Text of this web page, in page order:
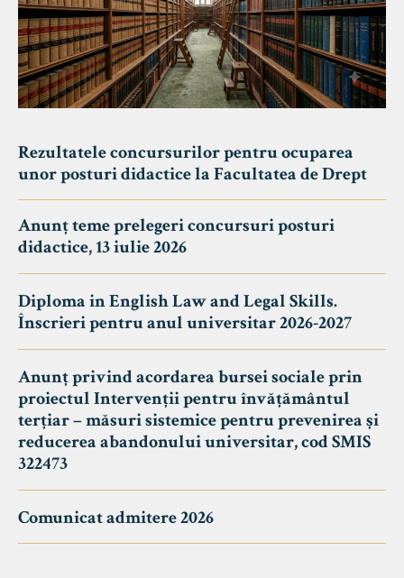
Rezultatele concursurilor pentru ocuparea
unor posturi didactice la Facultatea de Drept
Anunț teme prelegeri concursuri posturi
didactice, 13 iulie 2026
Diploma in English Law and Legal Skills.
Înscrieri pentru anul universitar 2026-2027
Anunț privind acordarea bursei sociale prin
proiectul Intervenții pentru învățământul
terțiar – măsuri sistemice pentru prevenirea și
reducerea abandonului universitar, cod SMIS
322473
Comunicat admitere 2026